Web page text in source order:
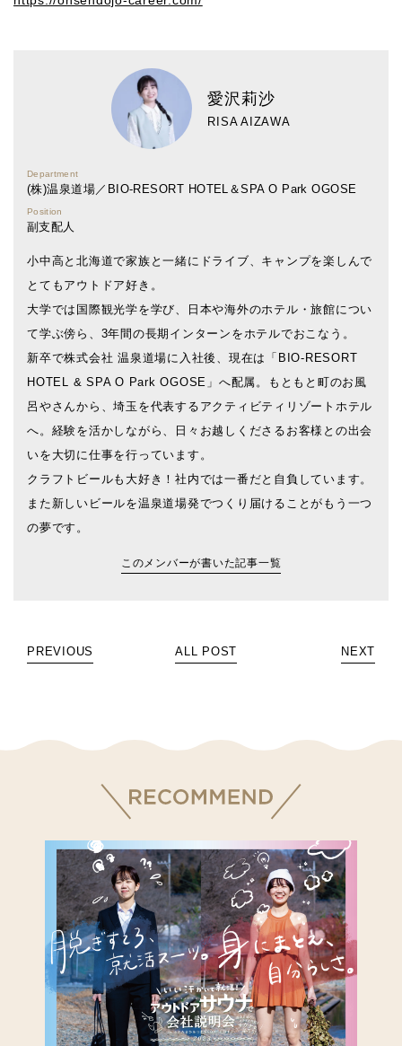
愛沢莉沙
RISA AIZAWA
Department
(株)温泉道場／BIO-RESORT HOTEL＆SPA O Park OGOSE
Position
副支配人
小中高と北海道で家族と一緒にドライブ、キャンプを楽しんで
とてもアウトドア好き。
大学では国際観光学を学び、日本や海外のホテル・旅館につい
て学ぶ傍ら、3年間の長期インターンをホテルでおこなう。
新卒で株式会社 温泉道場に入社後、現在は「BIO-RESORT
HOTEL & SPA O Park OGOSE」へ配属。もともと町のお風
呂やさんから、埼玉を代表するアクティビティリゾートホテル
へ。経験を活かしながら、日々お越しくださるお客様との出会
いを大切に仕事を行っています。
クラフトビールも大好き！社内では一番だと自負しています。
また新しいビールを温泉道場発でつくり届けることがもう一つ
の夢です。
このメンバーが書いた記事一覧
PREVIOUS ALL POST NEXT